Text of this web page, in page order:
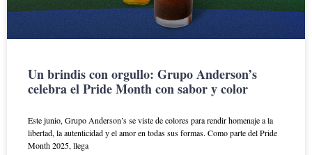
Un brindis con orgullo: Grupo Anderson’s
celebra el Pride Month con sabor y color
Este junio, Grupo Anderson’s se viste de colores para rendir homenaje a la
libertad, la autenticidad y el amor en todas sus formas. Como parte del Pride
Month 2025, llega